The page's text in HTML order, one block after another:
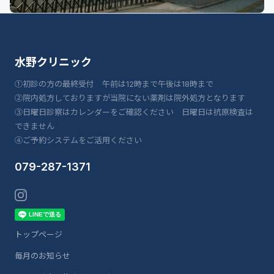
水野クリニック
①初診の方の最終受付 午前は12時まで午後は18時まで
②院内処方しておりますが当院にない薬剤は院外処方となります
③日曜日診察はカレンダーをご確認ください 日曜日は抗原検査は
できません
④ご予約システムをご活用ください
079-287-1371
トップページ
毎月のお知らせ